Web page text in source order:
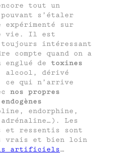
tout un
pouvant s’étaler
sur
vie. Il est
toujours intéressant
compte quand on a
englué de toxines
alcool, dérivé
ce qui n’arrive
nos propres
endorphine,
adrénaline…). Les
et ressentis sont
vrais et bien loin
artificiels…